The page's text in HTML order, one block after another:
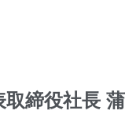
締役社長